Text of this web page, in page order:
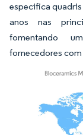
especifica
anos nas
fomentando
fornecedores